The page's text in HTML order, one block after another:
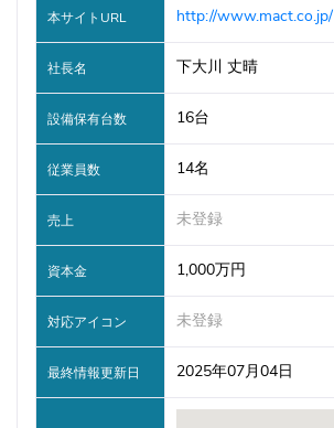
本サイトURL http://www.mact.co.jp/
社長名 下大川 丈晴
設備保有台数 16台
従業員数 14名
売上 未登録
資本金 1,000万円
対応アイコン 未登録
最終情報更新日 2025年07月04日